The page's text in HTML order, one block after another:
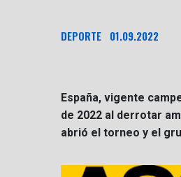
DEPORTE 01.09.2022
España, vigente
de 2022 al derrotar
abrió el torneo y el